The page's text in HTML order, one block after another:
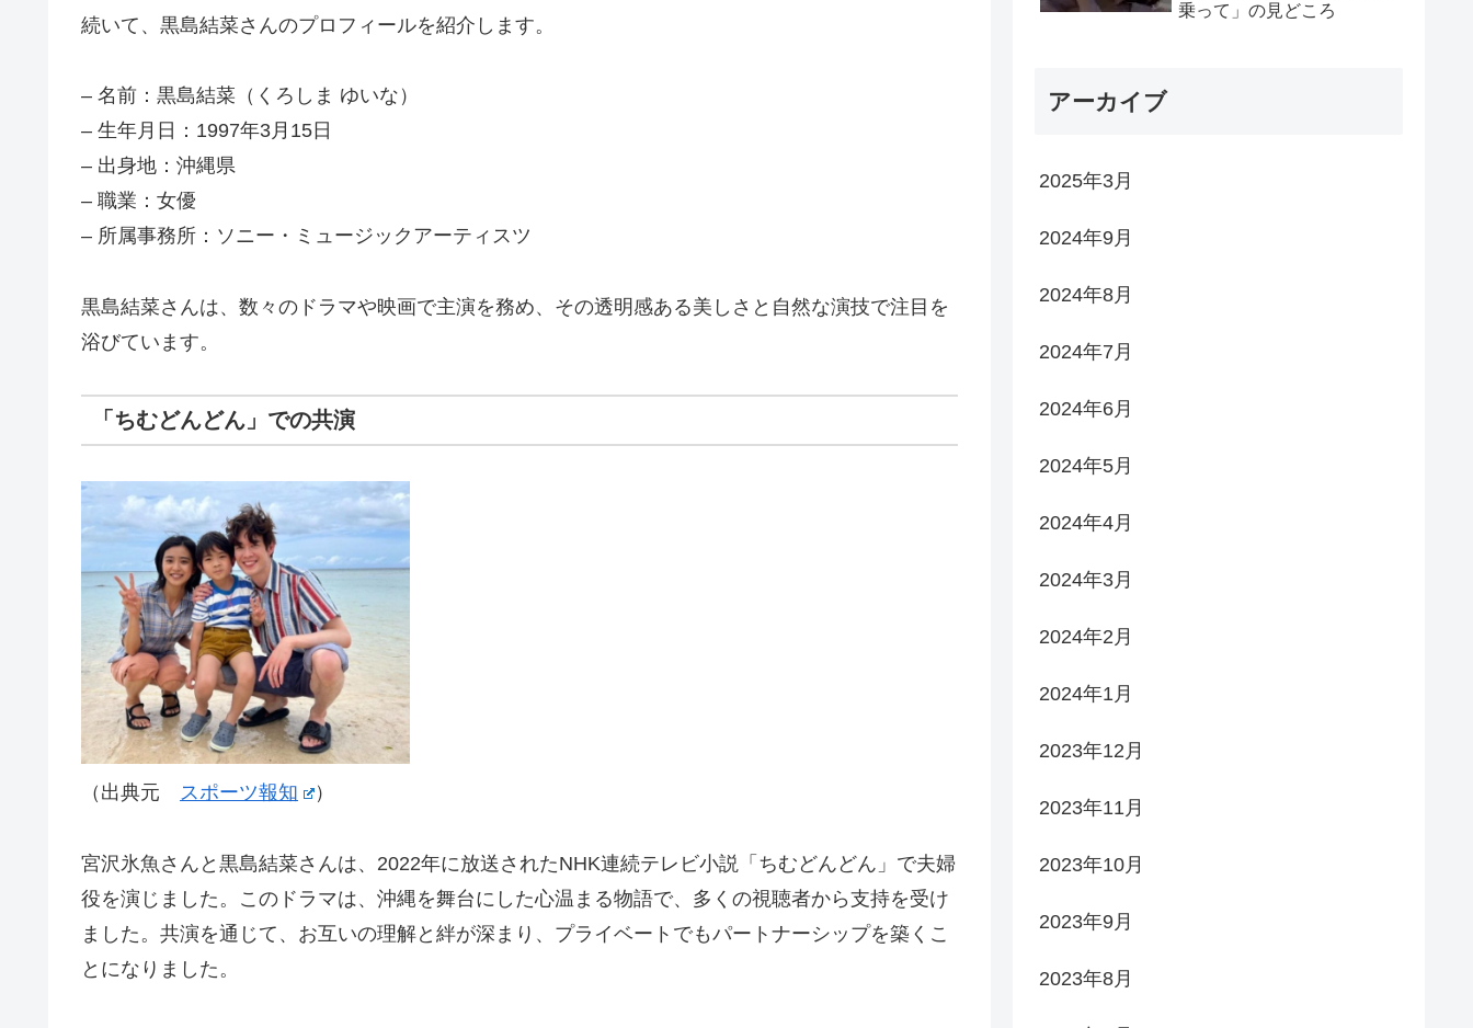
続いて、黒島結菜さんのプロフィールを紹介します。
– 名前：黒島結菜（くろしま ゆいな）
– 生年月日：1997年3月15日
– 出身地：沖縄県
– 職業：女優
– 所属事務所：ソニー・ミュージックアーティスツ
黒島結菜さんは、数々のドラマや映画で主演を務め、その透明感ある美しさと自然な演技で注目を
浴びています。
「ちむどんどん」での共演
（出典元 スポーツ報知 ）
宮沢氷魚さんと黒島結菜さんは、2022年に放送されたNHK連続テレビ小説「ちむどんどん」で夫婦
役を演じました。このドラマは、沖縄を舞台にした心温まる物語で、多くの視聴者から支持を受け
ました。共演を通じて、お互いの理解と絆が深まり、プライベートでもパートナーシップを築くこ
とになりました。
乗って」の見どころ
アーカイブ
2025年3月
2024年9月
2024年8月
2024年7月
2024年6月
2024年5月
2024年4月
2024年3月
2024年2月
2024年1月
2023年12月
2023年11月
2023年10月
2023年9月
2023年8月